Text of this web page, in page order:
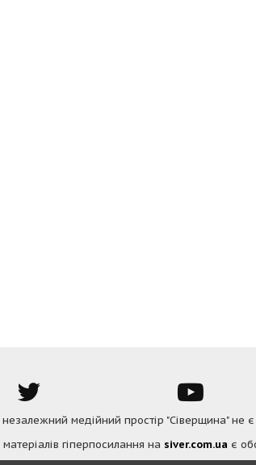
медійний простір "Сіверщина" не
гіперпосилання на siver.com.ua є